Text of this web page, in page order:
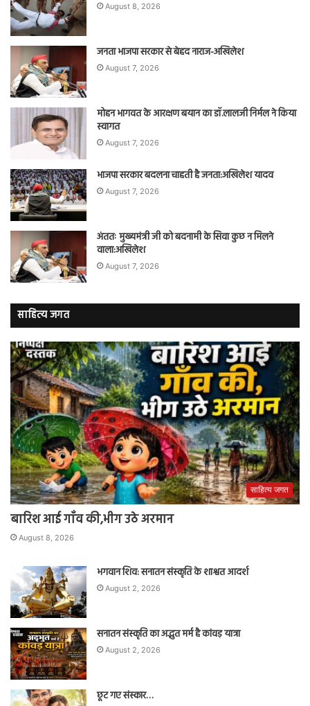
August 8, 2026
जनता भाजपा सरकार से बेहद नाराज-अखिलेश
August 7, 2026
मोहन भागवत के आरक्षण बयान का डॉ.लालजी निर्मल ने किया
स्वागत
August 7, 2026
भाजपा सरकार बदलना चाहती है जनता:अखिलेश यादव
August 7, 2026
अंततः मुख्यमंत्री जी को बदनामी के सिवा कुछ न मिलने
वाला:अखिलेश
August 7, 2026
साहित्य जगत
साहित्य जगत
बारिश आई गाँव की,भीग उठे अरमान
August 8, 2026
भगवान शिव: सनातन संस्कृति के शाश्वत आदर्श
August 2, 2026
सनातन संस्कृति का अद्भुत मर्म है कांवड़ यात्रा
August 2, 2026
छूट गए संस्कार…